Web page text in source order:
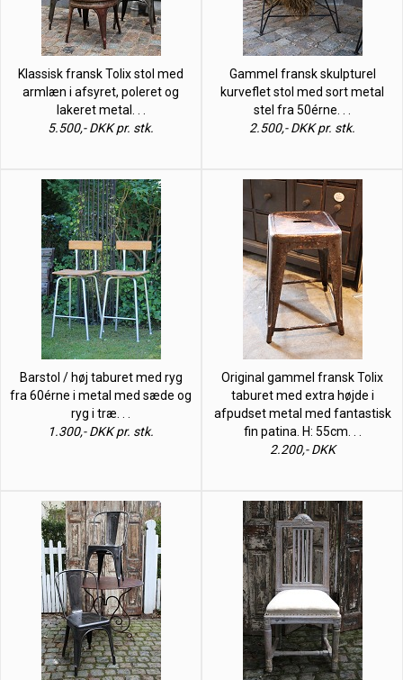
Klassisk fransk Tolix stol med
armlæn i afsyret, poleret og
lakeret metal. . .
5.500,- DKK pr. stk.
Gammel fransk skulpturel
kurveflet stol med sort metal
stel fra 50érne. . .
2.500,- DKK pr. stk.
Barstol / høj taburet med ryg
fra 60érne i metal med sæde og
ryg i træ. . .
1.300,- DKK pr. stk.
Original gammel fransk Tolix
taburet med extra højde i
afpudset metal med fantastisk
fin patina. H: 55cm. . .
2.200,- DKK